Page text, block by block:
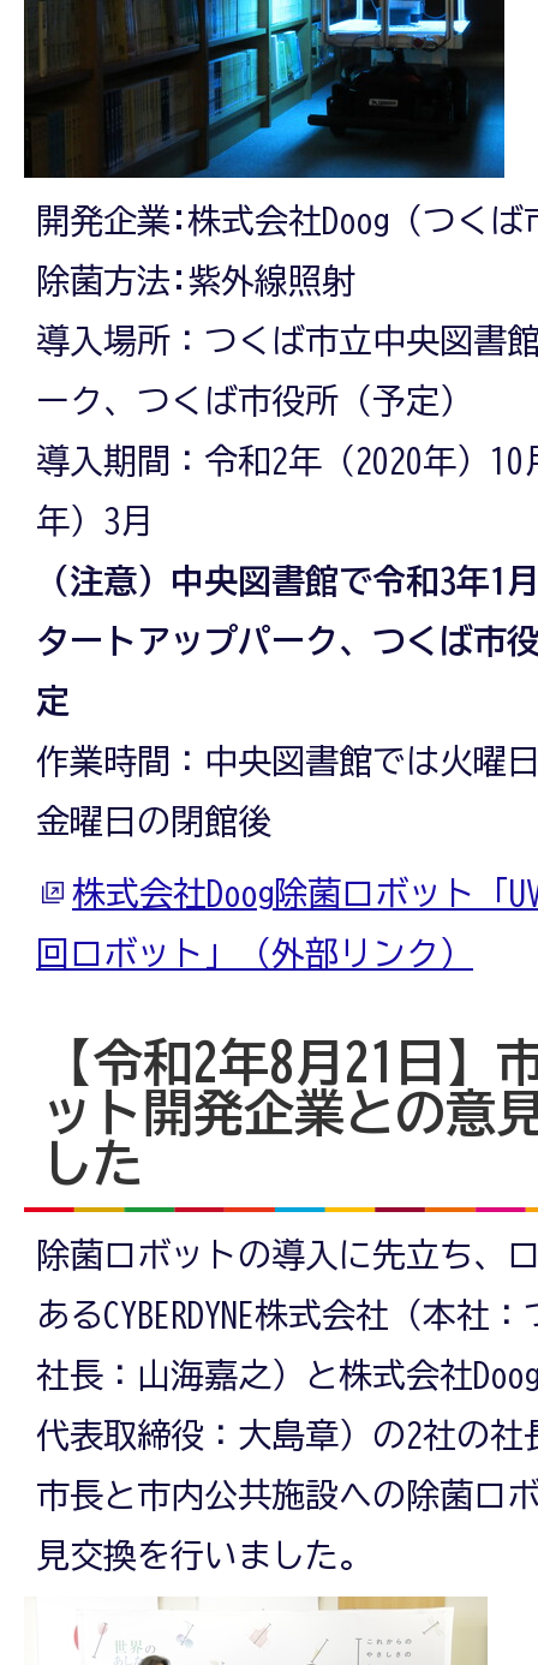
開発企業:株式会社Doog（つくば
除菌方法:紫外線照射
導入場所：つくば市立中央図書
ーク、つくば市役所（予定）
導入期間：令和2年（2020年）10
年）3月
（注意）中央図書館で令和3年1
タートアップパーク、つくば市
定
作業時間：中央図書館では火曜
金曜日の閉館後
株式会社Doog除菌ロボット「
回ロボット」（外部リンク）
【令和2年8月21日】
ット開発企業との意
した
除菌ロボットの導入に先立ち、
あるCYBERDYNE株式会社（本社
社長：山海嘉之）と株式会社
代表取締役：大島章）の2社の
市長と市内公共施設への除菌ロ
見交換を行いました。